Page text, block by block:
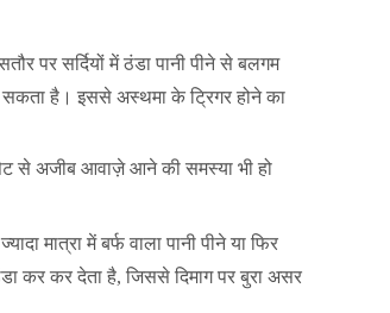
पर सर्दियों में ठंडा पानी पीने से बलगम
है। इससे अस्थमा के ट्रिगर होने का
से अजीब आवाज़े आने की समस्या भी हो
मात्रा में बर्फ वाला पानी पीने या फिर
कर कर देता है, जिससे दिमाग पर बुरा असर